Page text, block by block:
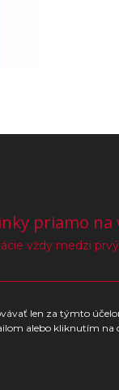
priamo na
vždy medzi
len za týmto
alebo kliknutím